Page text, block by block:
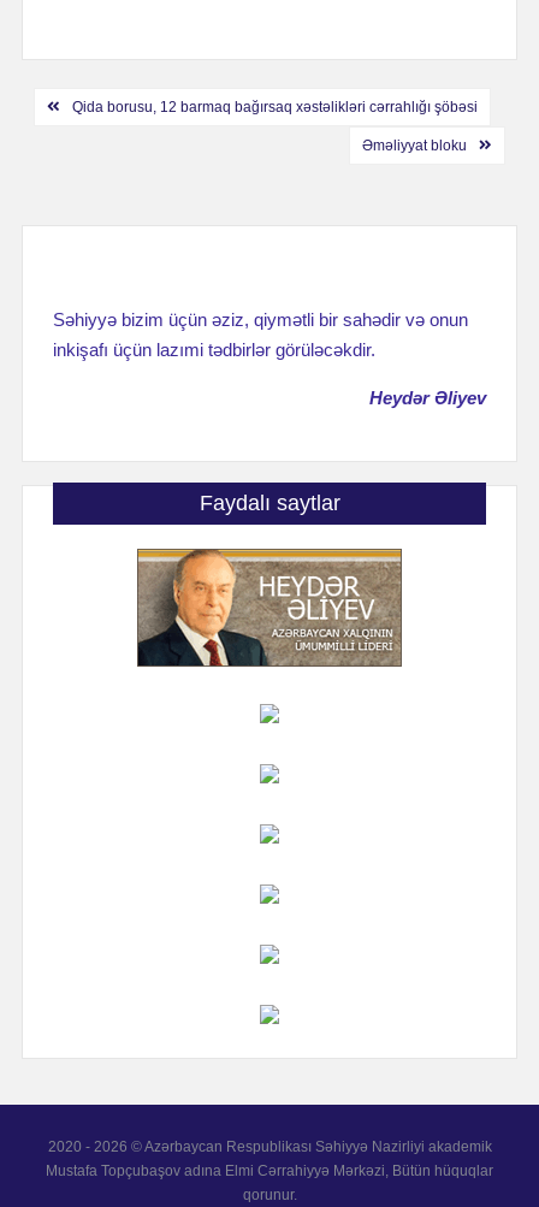
Навигация
Qida borusu, 12 barmaq bağırsaq xəstəlikləri cərrahlığı şöbəsi
Əməliyyat bloku
Səhiyyə bizim üçün əziz, qiymətli bir sahədir və onun
inkişafı üçün lazımi tədbirlər görüləcəkdir.
Heydər Əliyev
Faydalı saytlar
2020 - 2026 © Azərbaycan Respublikası Səhiyyə Nazirliyi akademik
Mustafa Topçubaşov adına Elmi Cərrahiyyə Mərkəzi, Bütün hüquqlar
qorunur.